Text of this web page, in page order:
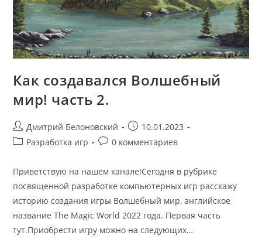
Как создавался Волшебный
мир! часть 2.
Post
author:
Дмитрий Белоновский
Запись
опубликована:
10.01.2023
PostРазработка игр
Post0 комментариев
Приветствую на нашем канале!Сегодня в рубрике
посвященной разработке компьютерных игр расскажу
историю создания игры Волшебный мир, английское
название The Magic World 2022 года. Первая часть
тут.Приобрести игру можно на следующих…